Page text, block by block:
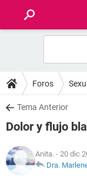
FOROS
SALUD
FAMILIA
NUTRICIÓN
Foros
Tema Anterior
Dolor y flujo
Anita. - 20 dic
Dra.